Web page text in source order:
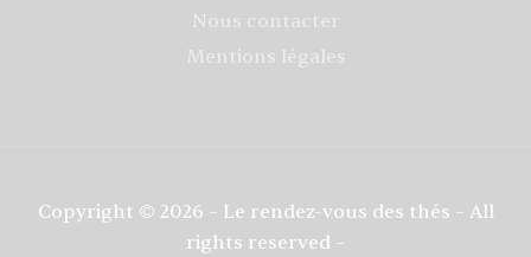
Nous contacter
Mentions légales
Copyright © 2026 – Le rendez-vous des thés – All
rights reserved –